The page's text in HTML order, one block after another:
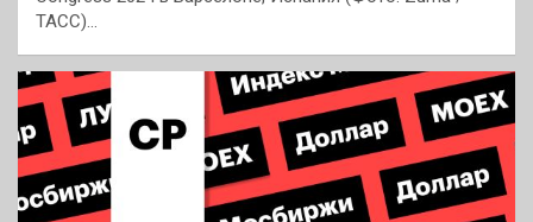
ТАСС)…